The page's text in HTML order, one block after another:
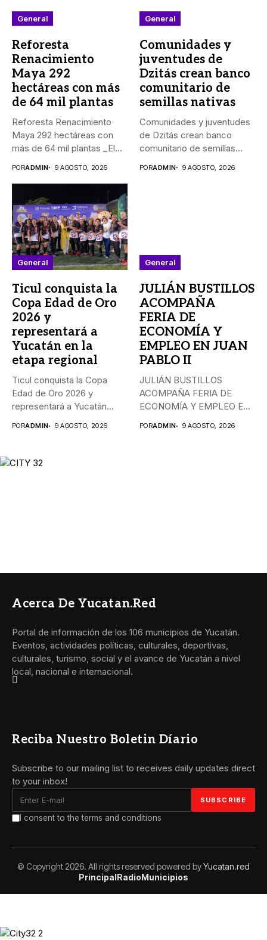
General
Reforesta
Renacimiento
Maya 292
hectáreas con más
de 64 mil plantas
Reforesta Renacimiento
Maya 292 hectáreas con
más de 64 mil plantas _El...
PORADMIN 9 AGOSTO, 2026
General
Comunidades y
juventudes de
Dzitás crean banco
comunitario de
semillas nativas
Comunidades y juventudes
de Dzitás crean banco
comunitario de semillas
PORADMIN 9 AGOSTO, 2026
General
Ticul conquista la
Copa Edad de Oro
2026 y
representará a
Yucatán en la
etapa regional
Ticul conquista la Copa
Edad de Oro 2026 y
representará a Yucatán...
PORADMIN 9 AGOSTO, 2026
General
JULIÁN BUSTILLOS
ACOMPAÑA
FERIA DE
ECONOMÍA Y
EMPLEO EN JUAN
PABLO II
JULIÁN BUSTILLOS
ACOMPAÑA FERIA DE
ECONOMÍA Y EMPLEO EN
PORADMIN 9 AGOSTO, 2026
Acerca De Yucatan.red
Portal de información de los 106 municipios de Yucatán.
Eventos, actividades políticas, culturales, deportivas,
culturales, turismo, social y el avance de Yucatán a nivel
local, nacional e internacional.
Reciba Nuestro Boletin Díario
Subscribe to our mailing list to receives daily updates direct
to your inbox!
I consent to the terms and conditions
© Copyright 2026. All rights reserved powered byYucatan.red
PrincipalRadioMunicipios